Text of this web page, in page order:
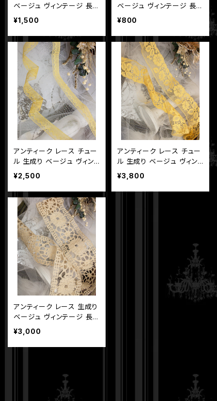
ベージュ ヴィンテージ 長さ
170cm 幅3.5cm
¥1,500
ベージュ ヴィンテージ 長さ
100cm 幅3.5cm
¥800
アンティーク レース チュー
ル 生成り ベージュ ヴィン
テージ 黄色味が強い 長さ2
90cm 幅1.5cm
¥2,500
アンティーク レース チュー
ル 生成り ベージュ ヴィン
テージ 黄色味が強い 長さ
470cm 幅5.5cm
¥3,800
アンティーク レース 生成り
ベージュ ヴィンテージ 長さ
250cm 幅8cm
¥3,000